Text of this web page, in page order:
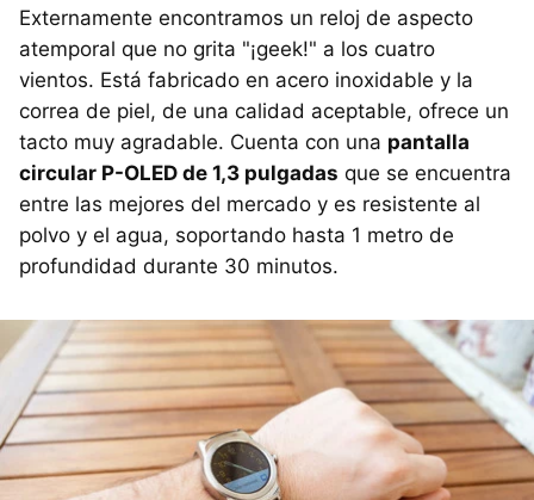
Externamente encontramos un reloj de aspecto
atemporal que no grita "¡geek!" a los cuatro
vientos. Está fabricado en acero inoxidable y la
correa de piel, de una calidad aceptable, ofrece un
tacto muy agradable. Cuenta con una pantalla
circular P-OLED de 1,3 pulgadas que se encuentra
entre las mejores del mercado y es resistente al
polvo y el agua, soportando hasta 1 metro de
profundidad durante 30 minutos.